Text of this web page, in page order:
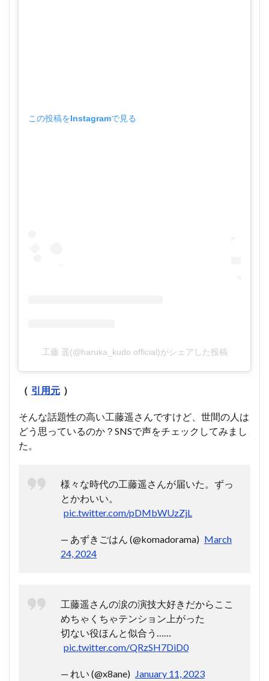
この投稿をInstagramで見る
工藤 遥(@haruka_kudo.official)がシェアした投稿
（ 引用元 ）
そんな話題性の高い工藤遥さんですけど、世間の人は
どう思っているのか？SNSで声をチェックしてみまし
た。
様々な時代の工藤遥さんが届いた。ずっ
とかわいい。
pic.twitter.com/pDMbWUzZjL
— あずきごはん (@komadorama) March
24, 2024
工藤遥さんの涙の演技大好きだからここ
めちゃくちゃテンション上がった
切ない役ほんと似合う……
pic.twitter.com/QRzSH7DiD0
— れい (@x8ane) January 11, 2023